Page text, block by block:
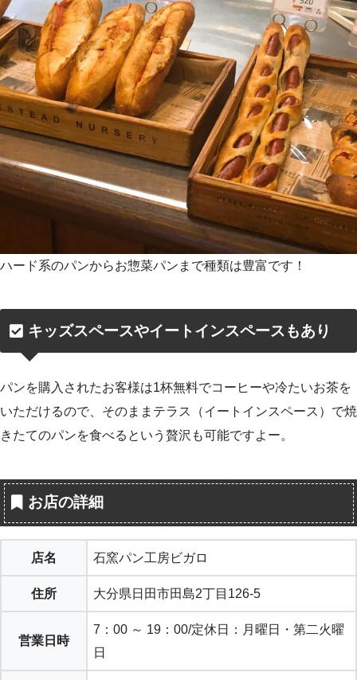
ハード系のパンからお惣菜パンまで種類は豊富です！
キッズスペースやイートインスペースもあり
パンを購入されたお客様は1杯無料でコーヒーや冷たいお茶を
いただけるので、そのままテラス（イートインスペース）で焼
きたてのパンを食べるという贅沢も可能ですよー。
お店の詳細
店名 石窯パン工房ビガロ
住所 大分県日田市田島2丁目126-5
営業日時
7：00 ～ 19：00/定休日：月曜日・第二火曜
日